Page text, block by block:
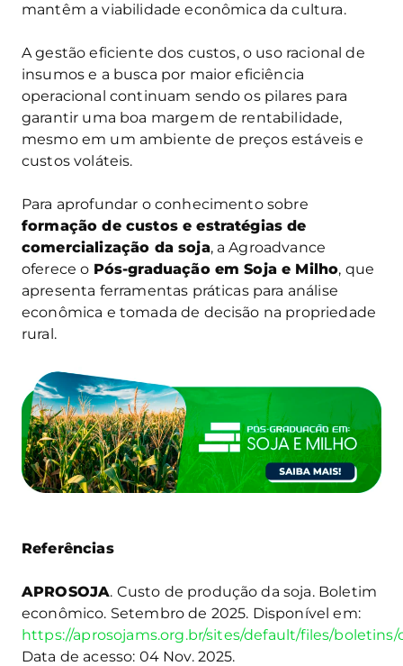
mantêm a viabilidade econômica da cultura.
A gestão eficiente dos custos, o uso racional de
insumos e a busca por maior eficiência
operacional continuam sendo os pilares para
garantir uma boa margem de rentabilidade,
mesmo em um ambiente de preços estáveis e
custos voláteis.
Para aprofundar o conhecimento sobre
formação de custos e estratégias de
comercialização da soja, a Agroadvance
oferece o Pós-graduação em Soja e Milho, que
apresenta ferramentas práticas para análise
econômica e tomada de decisão na propriedade
rural.
Referências
APROSOJA. Custo de produção da soja. Boletim
econômico. Setembro de 2025. Disponível em:
https://aprosojams.org.br/sites/default/files/boletins/
Data de acesso: 04 Nov. 2025.